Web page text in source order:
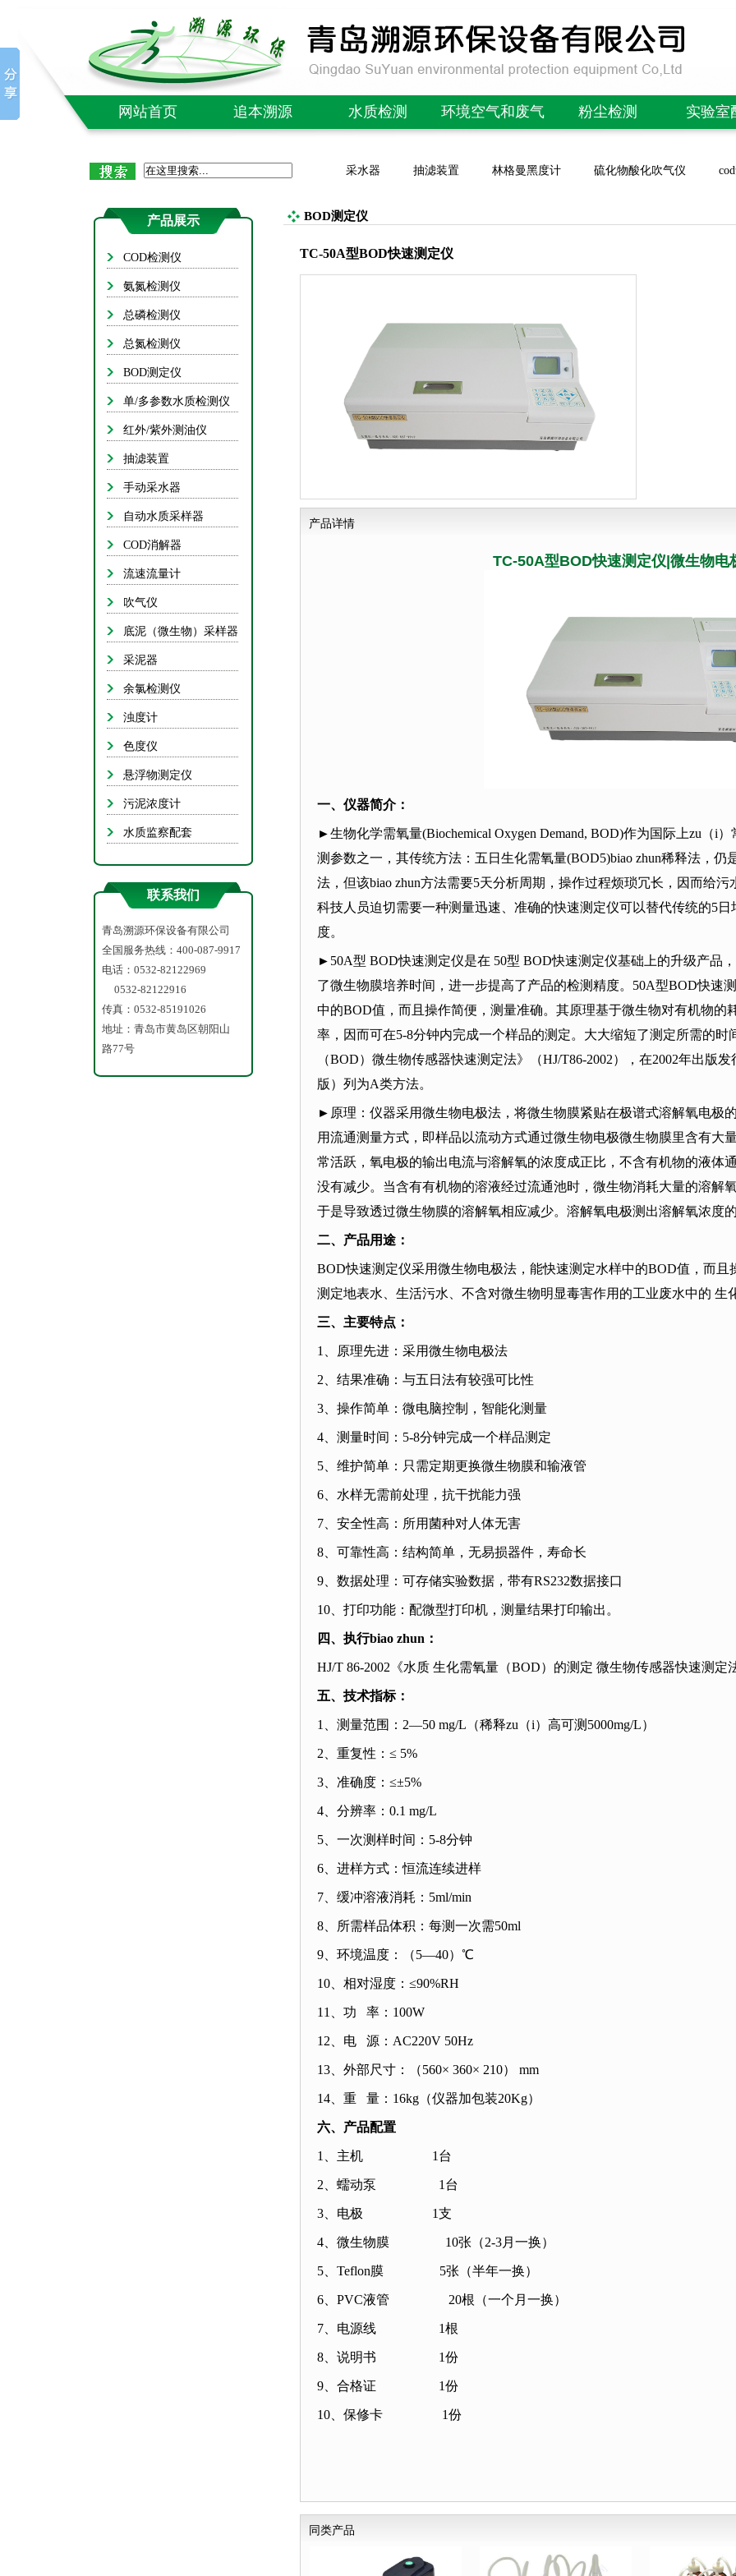
网站首页 追本溯源
企业文化
水质检测
氨氮检测仪
总磷检测仪
BOD测定仪
红外/紫外测油仪
抽滤装置
自动水质采样器
流速流量计
水质监察配套
环境空气和废气
微生物采样器
便携式气体分析仪
颗粒物采样器
综合大气颗粒物采样器
挥发性有机物采样器
气体流量校准系列
粉尘检测
在线粉尘检测仪
便携式管道粉尘检测仪
扬尘噪声在线监测
实验室
电导率
采水器 抽滤装置 林格曼黑度计 硫化物酸化吹气仪
产品展示
COD检测仪
氨氮检测仪
总磷检测仪
总氮检测仪
BOD测定仪
单/多参数水质检测仪
红外/紫外测油仪
抽滤装置
手动采水器
自动水质采样器
COD消解器
流速流量计
吹气仪
底泥（微生物）采样器
采泥器
余氯检测仪
浊度计
色度仪
悬浮物测定仪
污泥浓度计
水质监察配套
联系我们
青岛溯源环保设备有限公司
全国服务热线：400-087-9917
电话：0532-82122969
0532-82122916
传真：0532-85191026
地址：青岛市黄岛区朝阳山
路77号
BOD测定仪
TC-50A型BOD快速测定仪
产品详情
TC-50A型BOD快速测定仪|微生物电
一、仪器简介：
►生物化学需氧量(Biochemical Oxygen Demand, BOD)作为国际上zu（i
测参数之一，其传统方法：五日生化需氧量(BOD5)biao zhun稀释法，仍
法，但该biao zhun方法需要5天分析周期，操作过程烦琐冗长，因而给
科技人员迫切需要一种测量迅速、准确的快速测定仪可以替代传统的5日
度。
► 50A型 BOD快速测定仪是在 50型 BOD快速测定仪基础上的升级产品
了微生物膜培养时间，进一步提高了产品的检测精度。 50A型BOD快速
中的BOD值，而且操作简便，测量准确。其原理基于微生物对有机物的
率，因而可在5-8分钟内完成一个样品的测定。大大缩短了测定所需的时
（BOD）微生物传感器快速测定法》（HJ/T86-2002），在2002年出版发
版）列为A类方法。
► 原理：仪器采用微生物电极法，将微生物膜紧贴在极谱式溶解氧电极
用流通测量方式，即样品以流动方式通过微生物电极微生物膜里含有大
常活跃，氧电极的输出电流与溶解氧的浓度成正比，不含有机物的液体
没有减少。当含有有机物的溶液经过流通池时，微生物消耗大量的溶解
于是导致透过微生物膜的溶解氧相应减少。溶解氧电极测出溶解氧浓度
二、产品用途：
BOD快速测定仪采用微生物电极法，能快速测定水样中的BOD值，而且
测定地表水、生活污水、不含对微生物明显毒害作用的工业废水中的 生
三、主要特点：
1 、原理先进：采用微生物电极法
2 、结果准确：与五日法有较强可比性
3 、操作简单：微电脑控制，智能化测量
4 、测量时间： 5-8分钟完成一个样品测定
5 、维护简单：只需定期更换微生物膜和输液管
6 、水样无需前处理，抗干扰能力强
7 、安全性高：所用菌种对人体无害
8 、可靠性高：结构简单，无易损器件，寿命长
9 、数据处理：可存储实验数据，带有RS232数据接口
10 、打印功能：配微型打印机，测量结果打印输出。
四、执行biao zhun：
HJ/T 86-2002 《水质 生化需氧量（BOD）的测定 微生物传感器快速测定
五、技术指标：
1 、测量范围： 2—50 mg/L （稀释zu（i）高可测 5000mg/L）
2 、重复性： ≤ 5%
3 、准确度： ≤±5%
4 、分辨率： 0.1 mg/L
5 、一次测样时间： 5-8分钟
6 、进样方式：恒流连续进样
7 、缓冲溶液消耗： 5ml/min
8 、所需样品体积：每测一次需50ml
9 、环境温度：（5—40）℃
10 、相对湿度： ≤90%RH
11 、功 率： 100W
12 、电 源： AC220V 50Hz
13 、外部尺寸：（560× 360× 210） mm
14 、重 量： 16kg （仪器加包装20Kg）
六、产品配置
1 、主机 1 台
2 、蠕动泵 1 台
3 、电极 1支
4 、微生物膜 10张（2-3月一换）
5 Teflon膜 5张（半年一换）
6 PVC液管 20根（一个月一换）
7 、电源线 1根
8 、说明书 1份
9 、合格证 1份
10 、保修卡 1份
同类产品